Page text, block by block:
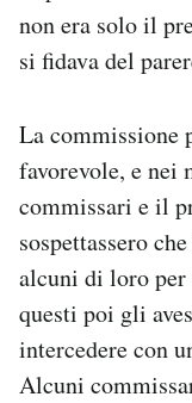
non era solo il
si fidava del
La commissione
favorevole, e nei
commissari e il
sospettassero
alcuni di loro per
questi poi gli
intercedere con
Alcuni